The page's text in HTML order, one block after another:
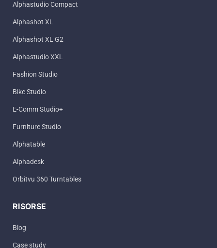
Alphastudio Compact
Alphashot XL
Alphashot XL G2
Alphastudio XXL
Fashion Studio
Bike Studio
E-Comm Studio+
Furniture Studio
Alphatable
Alphadesk
Orbitvu 360 Turntables
RISORSE
Blog
Case study